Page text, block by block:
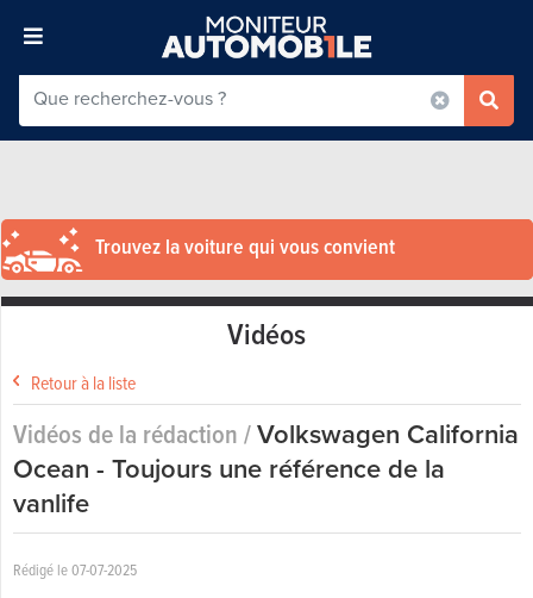
Trouvez la voiture qui vous convient
Vidéos
Retour à la liste
Vidéos de la rédaction /Volkswagen California
Ocean - Toujours une référence de la
vanlife
Rédigé le 07-07-2025